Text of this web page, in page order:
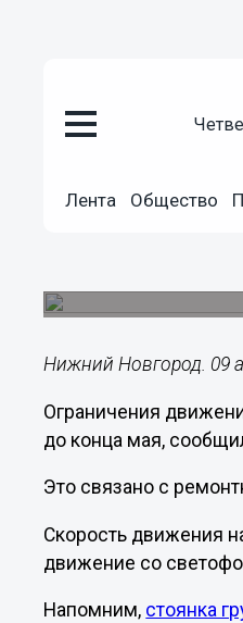
Лента Общество
09.04.201811:23
Нижний Новгород. 09
Ограничения
до конца мая,
Это связано с
Скорость движения
движение со
Напомним, стоянка